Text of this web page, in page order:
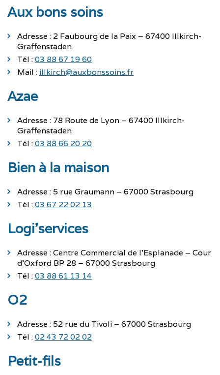
Aux bons soins
Adresse : 2 Faubourg de la Paix – 67400 Illkirch-
Graffenstaden
Tél :03 88 67 19 60
Mail : illkirch@auxbonssoins.fr
Azae
Adresse : 78 Route de Lyon – 67400 Illkirch-
Graffenstaden
Tél :03 88 66 20 20
Bien à la maison
Adresse : 5 rue Graumann – 67000 Strasbourg
Tél :03 67 22 02 13
Logi’services
Adresse : Centre Commercial de l’Esplanade – Cour
d’Oxford BP 28 – 67000 Strasbourg
Tél :03 88 61 13 14
O2
Adresse : 52 rue du Tivoli – 67000 Strasbourg
Tél :02 43 72 02 02
Petit-fils